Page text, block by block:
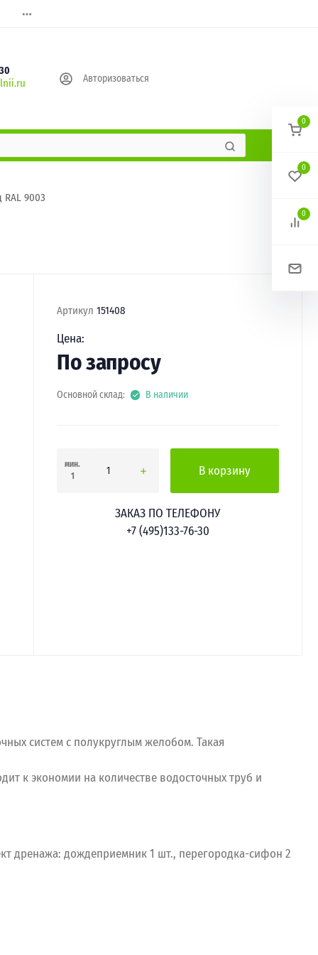
Авторизоваться
9003
Артикул 151408
Цена:
По запросу
Основной склад: В наличии
мин.
1
В корзину
ЗАКАЗ ПО ТЕЛЕФОНУ
+7 (495)133-76-30
систем с полукруглым желобом. Такая
к экономии на количестве водосточных труб и
дренажа: дождеприемник 1 шт., перегородка-сифон 2
0
0
0